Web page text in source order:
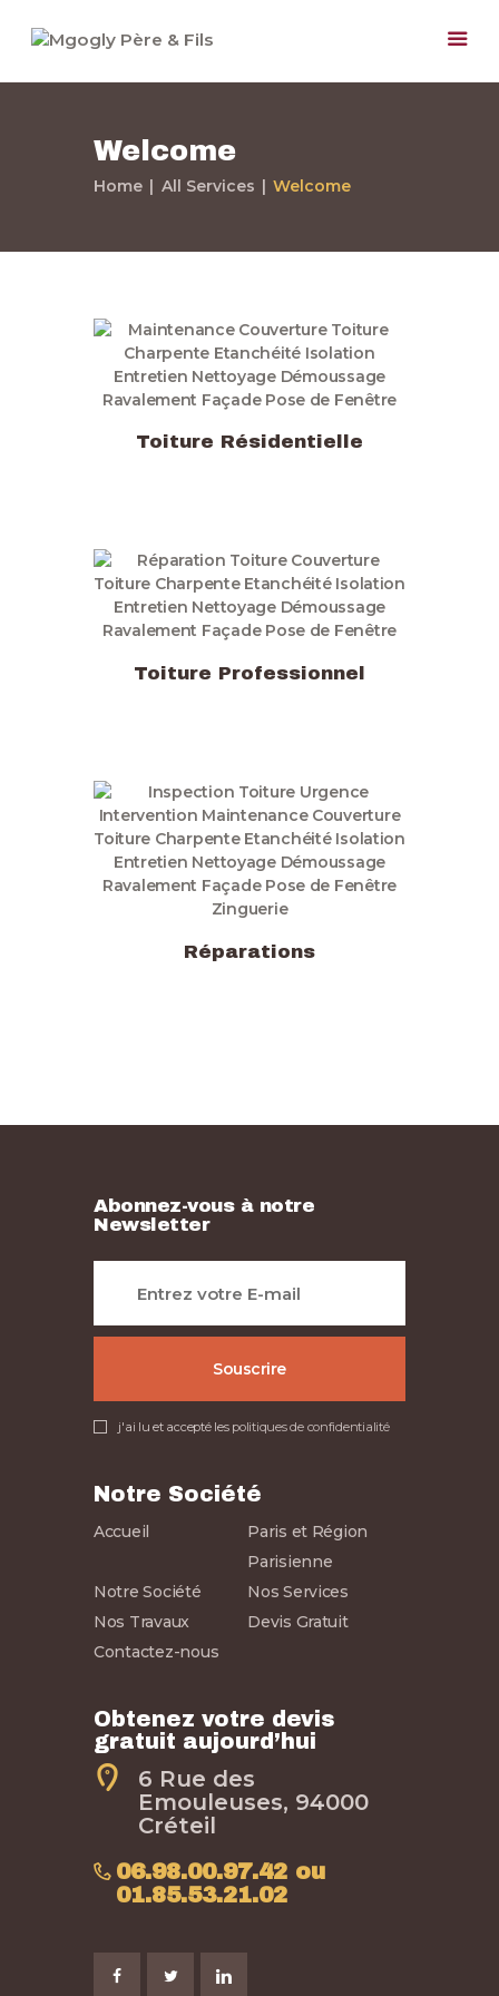
Welcome
Home All Services Welcome
Accueil
Nos Services
Notre Société
Nos Travaux
Devis Gratuit
Toiture Résidentielle
Toiture Professionnel
Réparations
Abonnez-vous à notre
Newsletter
j'ai lu et accepté les politiques de confidentialité
Notre Société
Accueil
Paris et Région
Parisienne
Notre Société
Nos Services
Nos Travaux
Devis Gratuit
Contactez-nous
Obtenez votre devis
gratuit aujourd’hui
6 Rue des
Emouleuses, 94000
Créteil
06.98.00.97.42 ou
01.85.53.21.02